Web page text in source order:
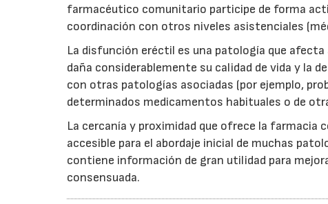
farmacéutico comunitario participe de forma
coordinación con otros niveles asistenciales
La disfunción eréctil es una patología que
daña considerablemente su calidad de vida y la
con otras patologías asociadas (por ejemplo,
determinados medicamentos habituales o de
La cercanía y proximidad que ofrece la
accesible para el abordaje inicial de muchas
contiene información de gran utilidad para
consensuada.